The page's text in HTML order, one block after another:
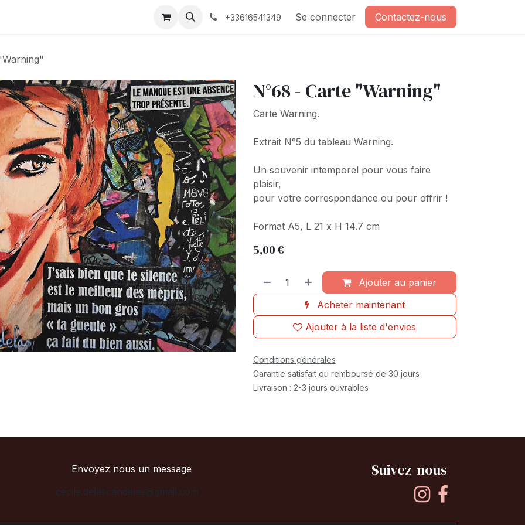
+33616541349 Se connecter Contactez-nous
N°68 - Carte "Warning"
Carte Warning.
Extrait N°5 du tableau Warning.
Un souvenir intemporel pour vous faire
plaisir,
pour votre correspondance ou pour offrir !
Format A5, L 21 x H 14.7 cm
5,00€
Ajouter au panier
Acheter maintenant
Ajouter à la liste d'envies
Conditions générales
Garantie satisfait ou remboursé de 30 jours
Livraison : 2-3 jours ouvrables
Suivez-nous
Envoyez nous un message